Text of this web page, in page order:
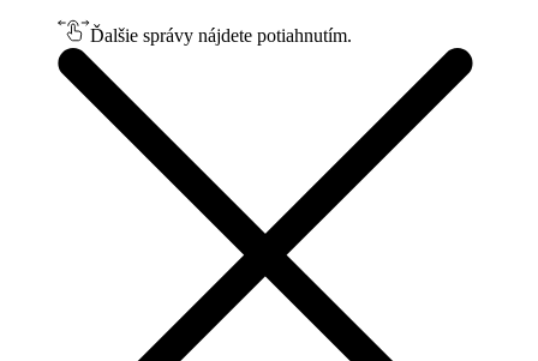
Ďalšie správy nájdete potiahnutím.